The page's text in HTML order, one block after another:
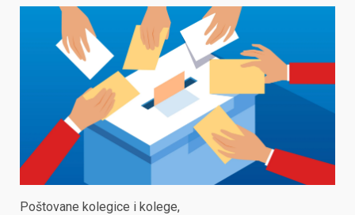
Poštovane kolegice i kolege,